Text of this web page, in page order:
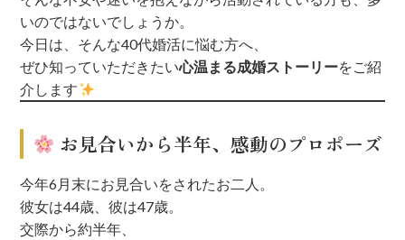
いのではないでしょうか。
今日は、そんな40代婚活に悩む方へ、
ぜひ知っていただきたい心温まる成婚ストーリーをご紹
介します
お見合いから半年、感動のプロポーズ
今年6月末にお見合いをされたお二人。
彼女は44歳、彼は47歳。
交際から約半年、